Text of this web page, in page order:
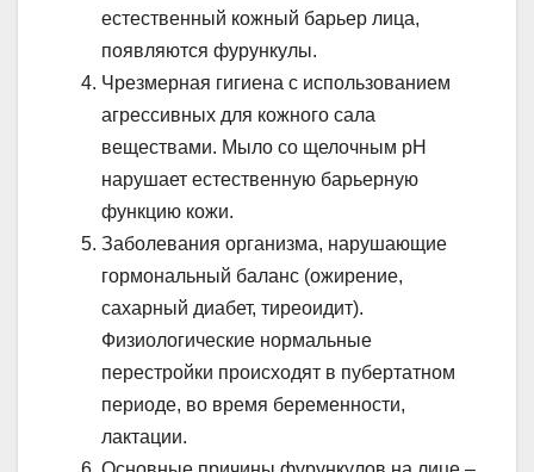
естественный кожный барьер лица,
появляются фурункулы.
Чрезмерная гигиена с использованием
агрессивных для кожного сала
веществами. Мыло со щелочным pH
нарушает естественную барьерную
функцию кожи.
Заболевания организма, нарушающие
гормональный баланс (ожирение,
сахарный диабет, тиреоидит).
Физиологические нормальные
перестройки происходят в пубертатном
периоде, во время беременности,
лактации.